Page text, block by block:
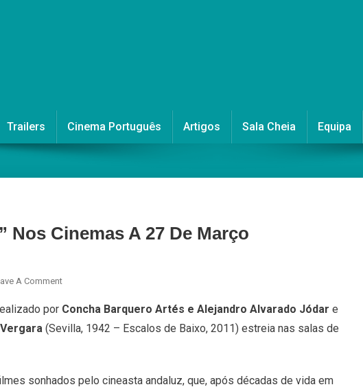
Trailers Cinema Português Artigos Sala Cheia Equipa
Nos Cinemas A 27 De Março
A CommentOn
De
Resistência”
A
por Concha Barquero Artés e Alejandro Alvarado Jódar e
(Sevilla, 1942 – Escalos de Baixo, 2011) estreia nas salas de
sonhados pelo cineasta andaluz, que, após décadas de vida em